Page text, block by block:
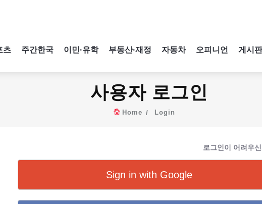
츠 주간한국 이민·유학 부동산·재정 자동차 오피니언 게시판
사용자 로그인
Home Login
로그인이 어려우
Sign in with Google